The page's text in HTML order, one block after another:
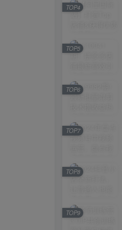
TOP4
TOP5
TOP6
TOP7
TOP8
TOP9